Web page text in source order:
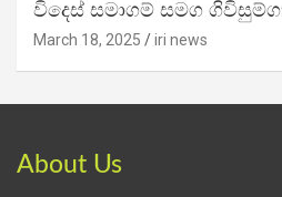
විදෙස් සමාගම් සමග
March 18, 2025 iri news
About Us